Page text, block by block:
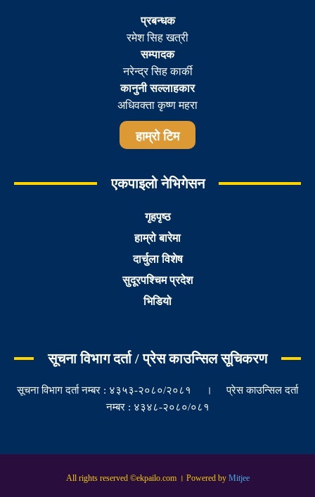
प्रबन्धक
रमेश सिह खत्री
सम्पादक
नरेन्द्र सिह कार्की
कानुनी सल्लाहकार
अधिवक्ता कृष्ण महरा
हाम्रो टिम
एकपाइलो नेभिगेसन
गृहपृष्ठ
हाम्रो बारेमा
दार्चुला विशेष
सुदूरपश्चिम प्रदेश
भिडियो
सूचना विभाग दर्ता / प्रेस काउन्सिल सूचिकरण
सूचना विभाग दर्ता नम्बर : ४३५३-२०८०/२०८१ । प्रेस काउन्सिल दर्ता
नम्बर : ४३४८-२०८०/०८१
All rights reserved ©ekpailo.com । Powered by Mitjee